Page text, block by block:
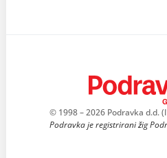
© 1998 – 2026 Podravka d.d.
Podravka je registrirani žig